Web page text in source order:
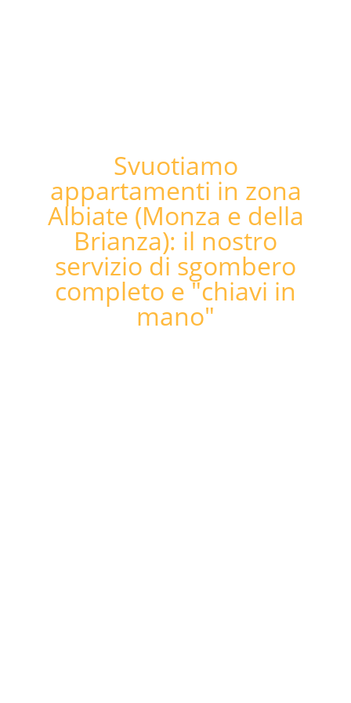
Svuotiamo
appartamenti in zona
Albiate (Monza e della
Brianza): il nostro
servizio di sgombero
completo e "chiavi in
mano"​